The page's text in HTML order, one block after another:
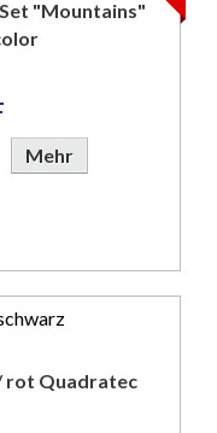
"Mountains"
Mehr
rot Quadratec